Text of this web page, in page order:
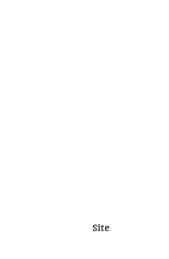
Site